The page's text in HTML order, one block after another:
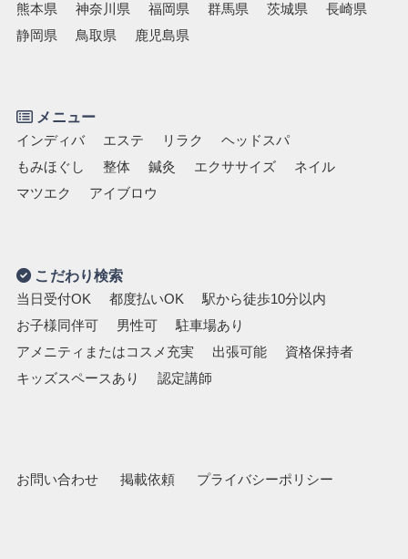
熊本県
神奈川県 福岡県 群馬県 茨城県
長崎県
静岡県
鳥取県 鹿児島県
メニュー
インディバ エステ リラク
ヘッドスパ
もみほぐし
整体 鍼灸 エクササイズ
ネイル
マツエク
アイブロウ
こだわり検索
当日受付OK 都度払いOK
駅から徒歩10分以内
お子様同伴可
男性可
駐車場あり
アメニティまたはコスメ充実
出張可能
資格保持者
キッズスペースあり
認定講師
お問い合わせ 掲載依頼 プライバシーポリシー